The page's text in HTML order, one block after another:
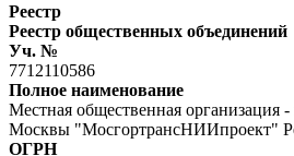
Реестр
Реестр общественных объединений
Уч. №
7712110586
Полное наименование
Местная общественная организация
Москвы "МосгортрансНИИпроект"
ОГРН